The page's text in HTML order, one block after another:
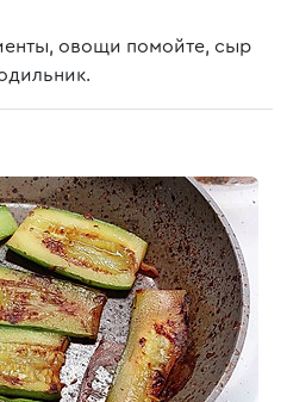
овощи помойте, сыр